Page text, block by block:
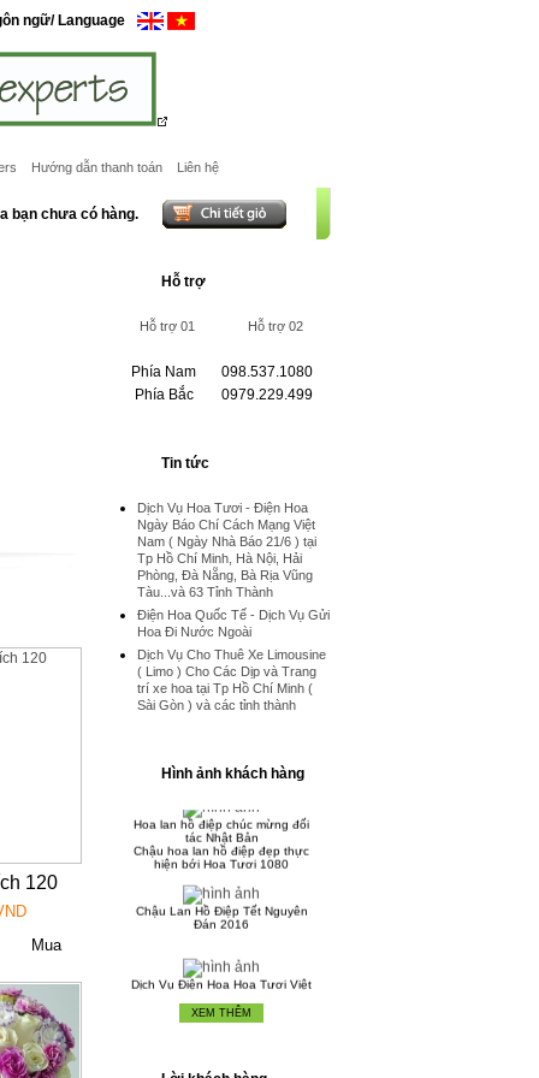
ngữ/ Language
Hướng dẫn thanh toán Liên hệ
bạn chưa có hàng.
120
Hỗ trợ
Hỗ trợ 01 Hỗ trợ 02
Phía Nam
098.537.1080
Phía Bắc
0979.229.499
Tin tức
Dịch Vụ Hoa Tươi - Điện Hoa
Ngày Báo Chí Cách Mạng Việt
Nam ( Ngày Nhà Báo 21/6 ) tại
Tp Hồ Chí Minh, Hà Nội, Hải
Phòng, Đà Nẵng, Bà Rịa Vũng
Tàu...và 63 Tỉnh Thành
Điện Hoa Quốc Tế - Dịch Vụ Gửi
Hoa Đi Nước Ngoài
Dịch Vụ Cho Thuê Xe Limousine
( Limo ) Cho Các Dịp và Trang
trí xe hoa tại Tp Hồ Chí Minh (
Sài Gòn ) và các tỉnh thành
Hình ảnh khách hàng
Hoa lan hồ điệp chúc mừng đối
tác Nhật Bản
Chậu hoa lan hồ điệp đẹp thực
hiện bới Hoa Tươi 1080
Chậu Lan Hồ Điệp Tết Nguyên
Đán 2016
Dịch Vụ Điện Hoa Hoa Tươi Việt
Nam Quốc Tế
trương showroom nhạc cụ
20 / 10
XEM THÊM